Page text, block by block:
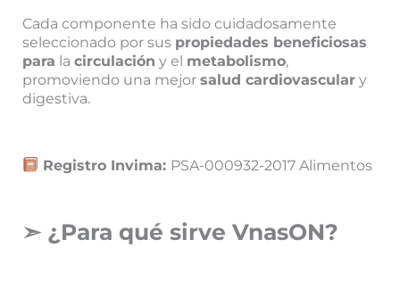
Cada componente ha sido cuidadosamente
seleccionado por sus propiedades beneficiosas
para lacirculación y el metabolismo,
promoviendo una mejorsalud cardiovascular y
digestiva.
Registro Invima: PSA-000932-2017 Alimentos
➣ ¿Para qué sirve VnasON?